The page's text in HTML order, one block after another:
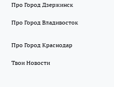
Про Город Дзержинск
Про Город Владивосток
Про Город Краснодар
Твои Новости